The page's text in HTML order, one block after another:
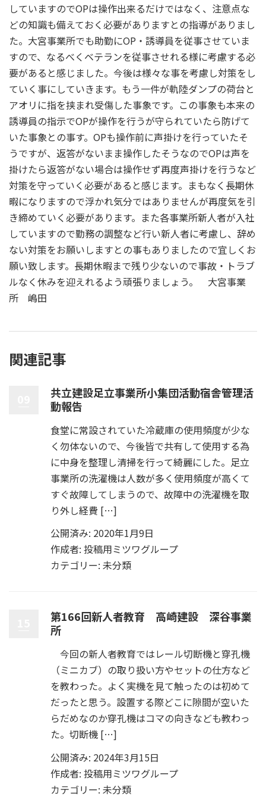
していますのでOPは操作出来るだけではなく、注意点な
どの知識も備えておく必要がありますとの指導がありまし
た。大宮事業所でも助勤にOP・誘導員を従事させていま
すので、なるべくベテランを従事させれる様に考慮する必
要があると感じました。今後は様々な事を考慮し対策をし
ていく事にしていきます。もう一件が軌陸ダンプの荷台と
アオリに指を挟まれ受傷した事象です。この事象も本来の
誘導員の指示でOPが操作を行うが守られていたら防げて
いた事象との事す。OPも操作前に声掛けを行っていたそ
うですが、返答がないまま操作したそうなのでOPは声を
掛けたら返答がない場合は操作せず再度声掛けを行うなど
対策を守っていく必要があると感じます。まもなく長期休
暇になりますので浮かれ気分ではありませんが再度気を引
き締めていく必要があります。また各事業所新人者が入社
していますので勤務の調整など行い新人者に考慮し、辞め
ない対策をお願いしますとの事もありましたので宜しくお
願い致します。長期休暇まで残り少ないので事故・トラブ
ルなく休みを迎えれるよう頑張りましょう。 大宮事業
所 嶋田
関連記事
共立建設足立事業所小集団活動宿舎管理活
動報告
食堂に常設されていた冷蔵庫の使用頻度が少な
く勿体ないので、今後皆で共有して使用する為
に中身を整理し清掃を行って綺麗にした。足立
事業所の洗濯機は人数が多く使用頻度が高くて
すぐ故障してしまうので、故障中の洗濯機を取
り外し経費 […]
公開済み: 2020年1月9日
作成者: 投稿用ミツワグループ
カテゴリー: 未分類
第166回新人者教育 高崎建設 深谷事業
所
今回の新人者教育ではレール切断機と穿孔機
（ミニカブ）の取り扱い方やセットの仕方など
を教わった。よく実機を見て触ったのは初めて
だったと思う。設置する際どこに隙間が空いた
らだめなのか穿孔機はコマの向きなども教わっ
た。切断機 […]
公開済み: 2024年3月15日
作成者: 投稿用ミツワグループ
カテゴリー: 未分類